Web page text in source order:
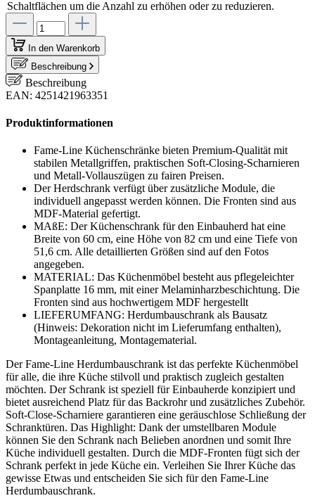
Schaltflächen um die Anzahl zu erhöhen oder zu reduzieren.
In den Warenkorb
Beschreibung
Beschreibung
EAN: 4251421963351
Produktinformationen
Fame-Line Küchenschränke bieten Premium-Qualität mit
stabilen Metallgriffen, praktischen Soft-Closing-Scharnieren
und Metall-Vollauszügen zu fairen Preisen.
Der Herdschrank verfügt über zusätzliche Module, die
individuell angepasst werden können. Die Fronten sind aus
MDF-Material gefertigt.
MAßE: Der Küchenschrank für den Einbauherd hat eine
Breite von 60 cm, eine Höhe von 82 cm und eine Tiefe von
51,6 cm. Alle detaillierten Größen sind auf den Fotos
angegeben.
MATERIAL: Das Küchenmöbel besteht aus pflegeleichter
Spanplatte 16 mm, mit einer Melaminharzbeschichtung. Die
Fronten sind aus hochwertigem MDF hergestellt
LIEFERUMFANG: Herdumbauschrank als Bausatz
(Hinweis: Dekoration nicht im Lieferumfang enthalten),
Montageanleitung, Montagematerial.
Der Fame-Line Herdumbauschrank ist das perfekte Küchenmöbel
für alle, die ihre Küche stilvoll und praktisch zugleich gestalten
möchten. Der Schrank ist speziell für Einbauherde konzipiert und
bietet ausreichend Platz für das Backrohr und zusätzliches Zubehör.
Soft-Close-Scharniere garantieren eine geräuschlose Schließung der
Schranktüren. Das Highlight: Dank der umstellbaren Module
können Sie den Schrank nach Belieben anordnen und somit Ihre
Küche individuell gestalten. Durch die MDF-Fronten fügt sich der
Schrank perfekt in jede Küche ein. Verleihen Sie Ihrer Küche das
gewisse Etwas und entscheiden Sie sich für den Fame-Line
Herdumbauschrank.